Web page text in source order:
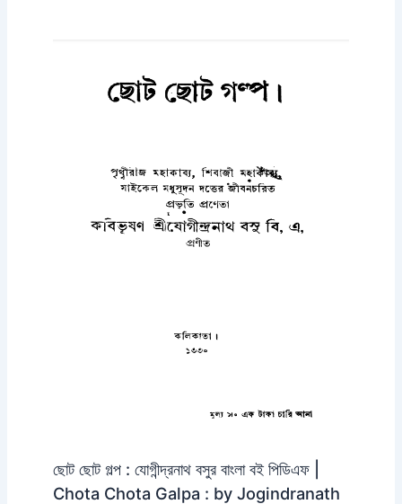
ছোট ছোট গল্প : যোগীন্দ্রনাথ বসুর বাংলা বই পিডিএফ |
Chota Chota Galpa : by Jogindranath